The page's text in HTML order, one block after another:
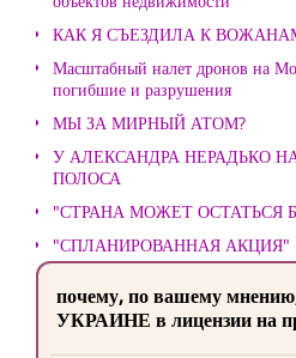
КАК Я СЪЕЗДИЛА К
Масштабный налет дронов на
погибшие и разрушения
МЫ ЗА МИРНЫЙ АТОМ?
У АЛЕКСАНДРА НЕРАДЬКО
ПОЛОСА
"СТРАНА МОЖЕТ ОСТАТЬСЯ
"СПЛАНИРОВАННАЯ АКЦИЯ"
почему, по вашему
УКРАИНЕ в лицензии на